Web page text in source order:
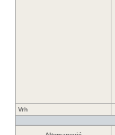
Vrh